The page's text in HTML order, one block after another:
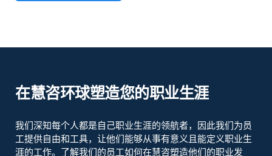
在慧咨环球塑造您的职业生涯
我们深知每个人都是自己职业生涯的领航者，因此我们为员
工提供自由和工具，让他们能够从事有意义且能定义职业生
涯的工作。了解我们的员工如何在慧咨塑造他们的职业发